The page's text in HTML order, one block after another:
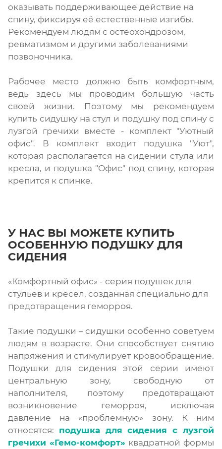
оказывать поддерживающее действие на
спину, фиксируя её естественные изгибы.
Рекомендуем людям с остеохондрозом,
ревматизмом и другими заболеваниями
позвоночника.
Рабочее место должно быть комфортным,
ведь здесь мы проводим большую часть
своей жизни. Поэтому мы рекомендуем
купить сидушку на стул и подушку под спину с
лузгой гречихи вместе - комплект "Уютный
офис". В комплект входит подушка "Уют",
которая располагается на сидении стула или
кресла, и подушка "Офис" под спину, которая
крепится к спинке.
У НАС ВЫ МОЖЕТЕ КУПИТЬ
ОСОБЕННУЮ ПОДУШКУ ДЛЯ
СИДЕНИЯ
«Комфортный офис» - серия подушек для
стульев и кресел, созданная специально для
предотвращения геморроя.
Такие подушки – сидушки особенно советуем
людям в возрасте. Они способствует снятию
напряжения и стимулирует кровообращение.
Подушки для сидения этой серии имеют
центральную зону, свободную от
наполнителя, поэтому предотвращают
возникновение геморроя, исключая
давление на «проблемную» зону. К ним
относятся: подушка для сидения с лузгой
гречихи «Гемо-комфорт» квадратной формы